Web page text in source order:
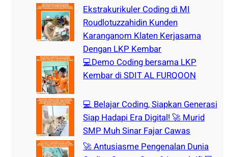
Ekstrakurikuler Coding di MI
Roudlotuzzahidin Kunden
Karanganom Klaten Kerjasama
Dengan LKP Kembar
💻Demo Coding bersama LKP
Kembar di SDIT AL FURQOON
💻 Belajar Coding, Siapkan Generasi
Siap Hadapi Era Digital! 🚀 Murid
SMP Muh Sinar Fajar Cawas
🚀 Antusiasme Pengenalan Dunia